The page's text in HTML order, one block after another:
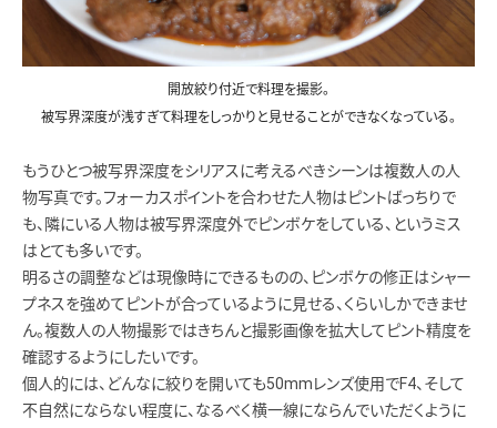
開放絞り付近で料理を撮影。
被写界深度が浅すぎて料理をしっかりと見せることができなくなっている。
もうひとつ被写界深度をシリアスに考えるべきシーンは複数人の人
物写真です。フォーカスポイントを合わせた人物はピントばっちりで
も、隣にいる人物は被写界深度外でピンボケをしている、というミス
はとても多いです。
明るさの調整などは現像時にできるものの、ピンボケの修正はシャー
プネスを強めてピントが合っているように見せる、くらいしかできませ
ん。複数人の人物撮影ではきちんと撮影画像を拡大してピント精度を
確認するようにしたいです。
個人的には、どんなに絞りを開いても50mmレンズ使用でF4、そして
不自然にならない程度に、なるべく横一線にならんでいただくように